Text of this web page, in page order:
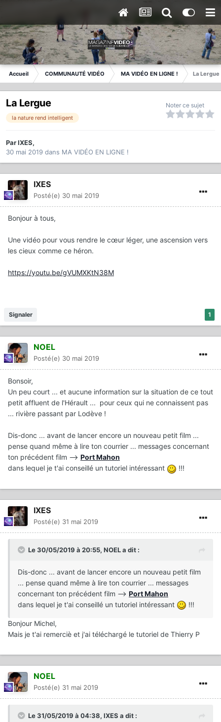
Accueil COMMUNAUTÉ VIDÉO MA VIDÉO EN LIGNE ! La Lergue
La Lergue
la nature rend intelligent
Noter ce sujet
ParIXES,
30 mai 2019 dans MA VIDÉO EN LIGNE !
IXES
Posté(e) 30 mai 2019
Bonjour à tous,
Une vidéo pour vous rendre le cœur léger, une ascension vers
les cieux comme ce héron.
https://youtu.be/gVUMXKtN38M
1
Signaler
NOEL
Posté(e) 30 mai 2019
Bonsoir,
Un peu court ... et aucune information sur la situation de ce tout
petit affluent de l'Hérault ... pour ceux qui ne connaissent pas
... rivière passant par Lodève !
Dis-donc ... avant de lancer encore un nouveau petit film ...
pense quand même à lire ton courrier ... messages concernant
ton précédent film --> Port Mahon
dans lequel je t'ai conseillé un tutoriel intéressant
!!!
IXES
Posté(e) 31 mai 2019
Le 30/05/2019 à 20:55, NOELa dit :
Dis-donc ... avant de lancer encore un nouveau petit film
... pense quand même à lire ton courrier ... messages
concernant ton précédent film --> Port Mahon
dans lequel je t'ai conseillé un tutoriel intéressant
!!!
Bonjour Michel,
Mais je t'ai remerciè et j'ai téléchargé le tutoriel de Thierry P
NOEL
Posté(e) 31 mai 2019
Le 31/05/2019 à 04:38, IXES a dit :